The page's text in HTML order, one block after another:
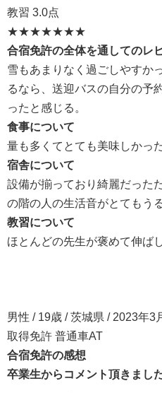
教習 3.0点
★★★★★★★
合宿免許の全体を通してのレ
雪もあまりなく過ごしやすか
るなら、送迎バスの自分の予
ったと感じる。
食事について
量も多くてとても美味しかっ
宿舎について
設備が揃っており綺麗だった
の階の人の生活音がとてもう
教習について
ほとんどの先生が褒めて伸ば
男性 / 19歳 / 茨城県 / 2023年3
取得免許 普通車AT
合宿免許の感想
卒業生からコメント頂きまし